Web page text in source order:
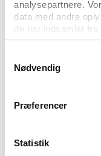
analysepartnere.
data med andre
de har indsamlet fra
Nødvendig
Præferencer
Statistik
fordele tilskud til
skifter
prioriteringer. Det
han.
kr. ud fra